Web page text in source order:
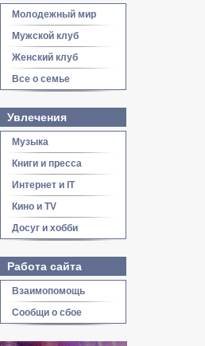
Молодежный мир
Мужской клуб
Женский клуб
Все о семье
Увлечения
Музыка
Книги и пресса
Интернет и IT
Кино и TV
Досуг и хобби
Работа сайта
Взаимопомощь
Сообщи о сбое